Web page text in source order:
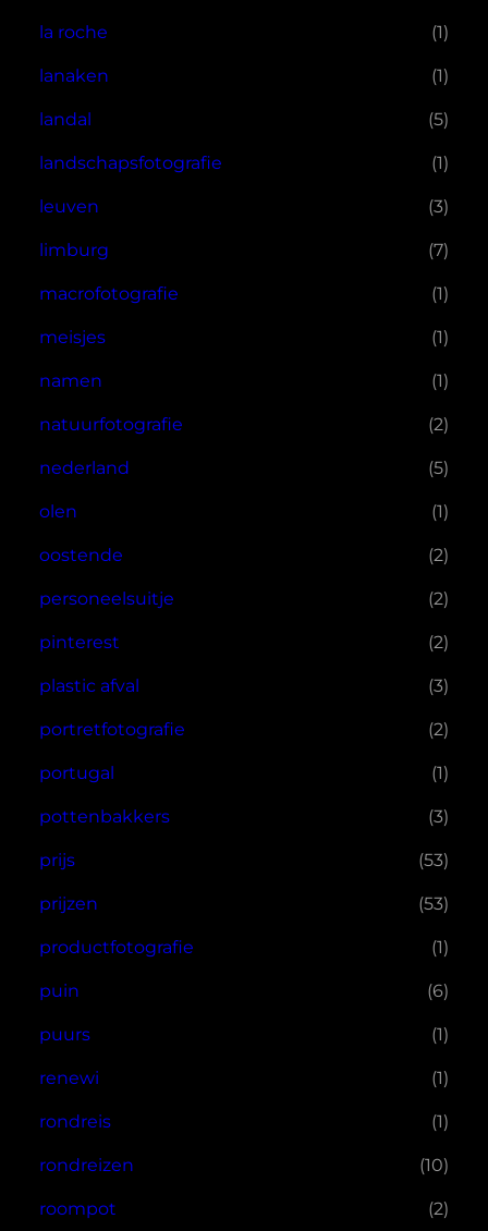
la roche (1)
lanaken (1)
landal (5)
landschapsfotografie (1)
leuven (3)
limburg (7)
macrofotografie (1)
meisjes (1)
namen (1)
natuurfotografie (2)
nederland (5)
olen (1)
oostende (2)
personeelsuitje (2)
pinterest (2)
plastic afval (3)
portretfotografie (2)
portugal (1)
pottenbakkers (3)
prijs (53)
prijzen (53)
productfotografie (1)
puin (6)
puurs (1)
renewi (1)
rondreis (1)
rondreizen (10)
roompot (2)